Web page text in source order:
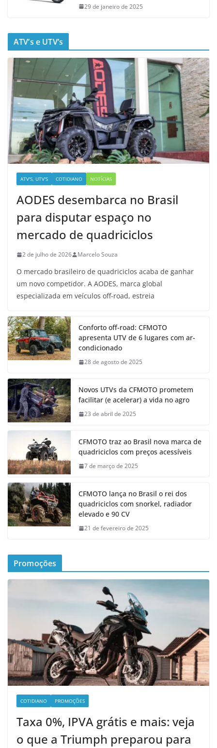
29 de janeiro de 2025
ATV’s e UTV’s
ATV'S, UTV'S COTIDIANO NOTÍCIAS
AODES desembarca no Brasil
para disputar espaço no
mercado de quadriciclos
2 de julho de 2026 Marcelo Souza
O mercado brasileiro de quadriciclos acaba de ganhar
um novo competidor. A AODES, marca global
especializada em veículos off-road, estreia
Conforto off-road: CFMOTO
apresenta UTV de 6 lugares com ar-
condicionado
28 de agosto de 2025
Novos UTVs da CFMOTO prometem
facilitar (e acelerar) a vida no agro
23 de abril de 2025
CFMOTO traz ao Brasil nova marca de
quadriciclos com preços acessíveis
7 de março de 2025
CFMOTO lança no Brasil o rei dos
quadriciclos com snorkel, radiador
elevado e 90 CV
21 de fevereiro de 2025
Promoções
COTIDIANO PROMOÇÕES
Taxa 0%, IPVA grátis e mais: veja
o que a Triumph preparou para